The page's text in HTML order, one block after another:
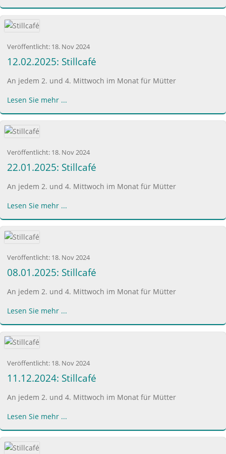
Veröffentlicht: 18. Nov 2024
12.02.2025: Stillcafé
An jedem 2. und 4. Mittwoch im Monat für Mütter
Lesen Sie mehr ...
Veröffentlicht: 18. Nov 2024
22.01.2025: Stillcafé
An jedem 2. und 4. Mittwoch im Monat für Mütter
Lesen Sie mehr ...
Veröffentlicht: 18. Nov 2024
08.01.2025: Stillcafé
An jedem 2. und 4. Mittwoch im Monat für Mütter
Lesen Sie mehr ...
Veröffentlicht: 18. Nov 2024
11.12.2024: Stillcafé
An jedem 2. und 4. Mittwoch im Monat für Mütter
Lesen Sie mehr ...